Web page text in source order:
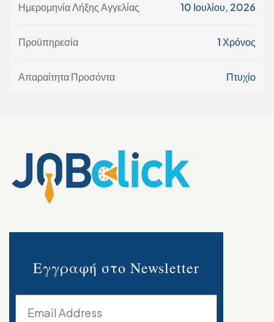
Ημερομηνία Λήξης Αγγελίας 10 Ιουλίου, 2026
Προϋπηρεσία 1 Χρόνος
Απαραίτητα Προσόντα Πτυχίο
Εγγραφή στο Newsletter